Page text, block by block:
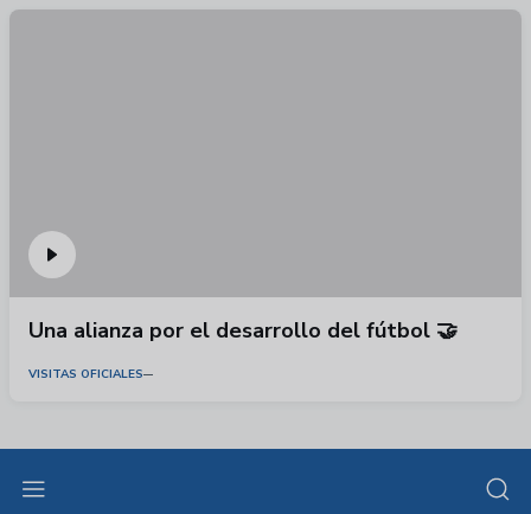
Una alianza por el desarrollo del fútbol 🤝
VISITAS OFICIALES